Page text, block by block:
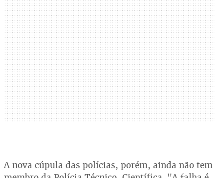
A nova cúpula das polícias, porém, ainda não tem